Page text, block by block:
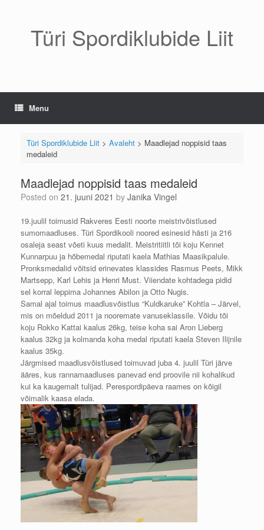
Türi Spordiklubide Liit
Menu
Türi Spordiklubide Liit> Avaleht> Maadlejad noppisid taas
medaleid
Maadlejad noppisid taas medaleid
Posted on 21. juuni 2021 by Janika Vingel
19.juulil toimusid Rakveres Eesti noorte meistrivõistlused
sumomaadluses. Türi Spordikooli noored esinesid hästi ja 216
osaleja seast võeti kuus medalit. Meistritiitli tõi koju Kennet
Kunnarpuu ja hõbemedal riputati kaela Mathias Maasikpalule.
Pronksmedalid võitsid erinevates klassides Rasmus Peets, Mikk
Martsepp, Karl Lehis ja Henri Must. Viiendate kohtadega pidid
sel korral leppima Johannes Abilon ja Otto Nugis.
Samal ajal toimus maadlusvõistlus “Kuldkaruke” Kohtla – Järvel,
mis on mõeldud 2011 ja nooremate vanuseklassile. Võidu tõi
koju Rokko Kattai kaalus 26kg, teise koha sai Aron Lieberg
kaalus 32kg ja kolmanda koha medal riputati kaela Steven Ilijnile
kaalus 35kg.
Järgmised maadlusvõistlused toimuvad juba 4. juulil Türi järve
ääres, kus rannamaadluses panevad end proovile nii kohalikud
kui ka kaugemalt tulijad. Perespordipäeva raames on kõigil
võimalik kaasa elada.